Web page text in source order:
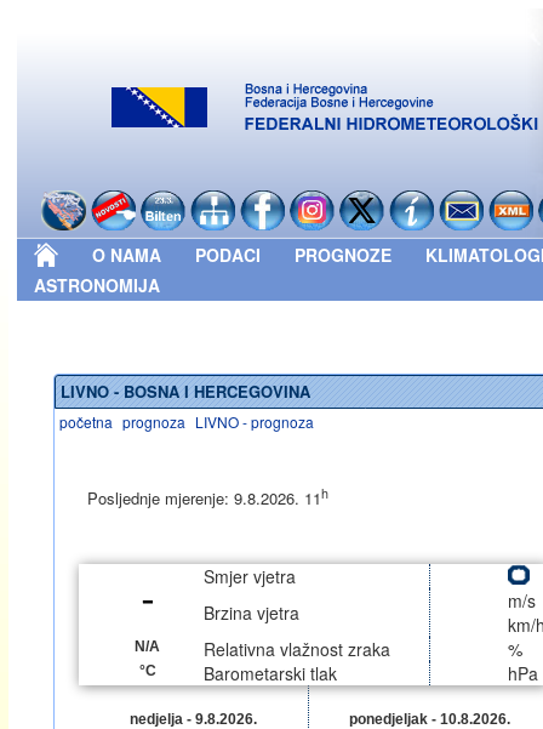
O NAMA PODACI PROGNOZE
ASTRONOMIJA
LIVNO - BOSNA I HERCEGOVINA
početna prognoza LIVNO - prognoza
Posljednje mjerenje: 9.8.2026. 11h
Smjer vjetra
Brzina vjetra
m/s
km/
N/A Relativna vlažnost zraka %
°C Barometarski tlak hPa
nedjelja - 9.8.2026. ponedjeljak - 10.8.2026.